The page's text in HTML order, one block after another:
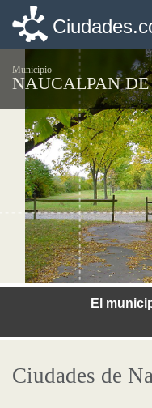
Municipio
NAUCALPAN
El
Ciudades de